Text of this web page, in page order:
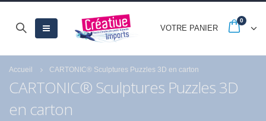
VOTRE PANIER
0
Accueil CARTONIC® Sculptures Puzzles 3D en carton
CARTONIC® Sculptures Puzzles 3D
en carton